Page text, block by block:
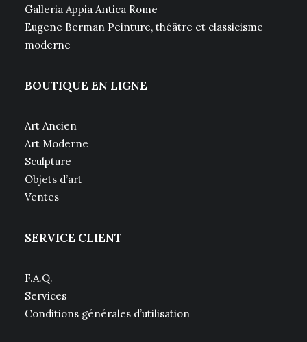
Galleria Appia Antica Rome
Eugene Berman Peinture, théâtre et classicisme
moderne
BOUTIQUE EN LIGNE
Art Ancien
Art Moderne
Sculpture
Objets d’art
Ventes
SERVICE CLIENT
F.A.Q.
Services
Conditions générales d’utilisation